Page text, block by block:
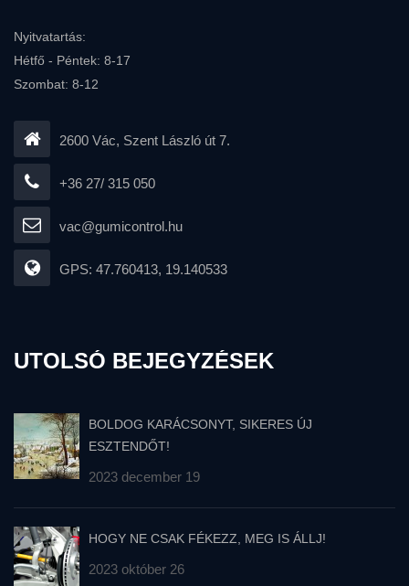
Nyitvatartás:
Hétfő - Péntek: 8-17
Szombat: 8-12
2600 Vác, Szent László út 7.
+36 27/ 315 050
vac@gumicontrol.hu
GPS: 47.760413, 19.140533
UTOLSÓ BEJEGYZÉSEK
BOLDOG KARÁCSONYT, SIKERES ÚJ
ESZTENDŐT!
2023 december 19
HOGY NE CSAK FÉKEZZ, MEG IS ÁLLJ!
2023 október 26